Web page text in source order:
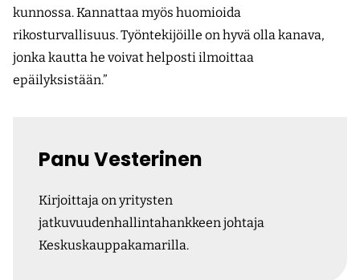
kunnossa. Kannattaa myös huomioida
rikosturvallisuus. Työntekijöille on hyvä olla kanava,
jonka kautta he voivat helposti ilmoittaa
epäilyksistään.”
Panu Vesterinen
Kirjoittaja on yritysten
jatkuvuudenhallintahankkeen johtaja
Keskuskauppakamarilla.